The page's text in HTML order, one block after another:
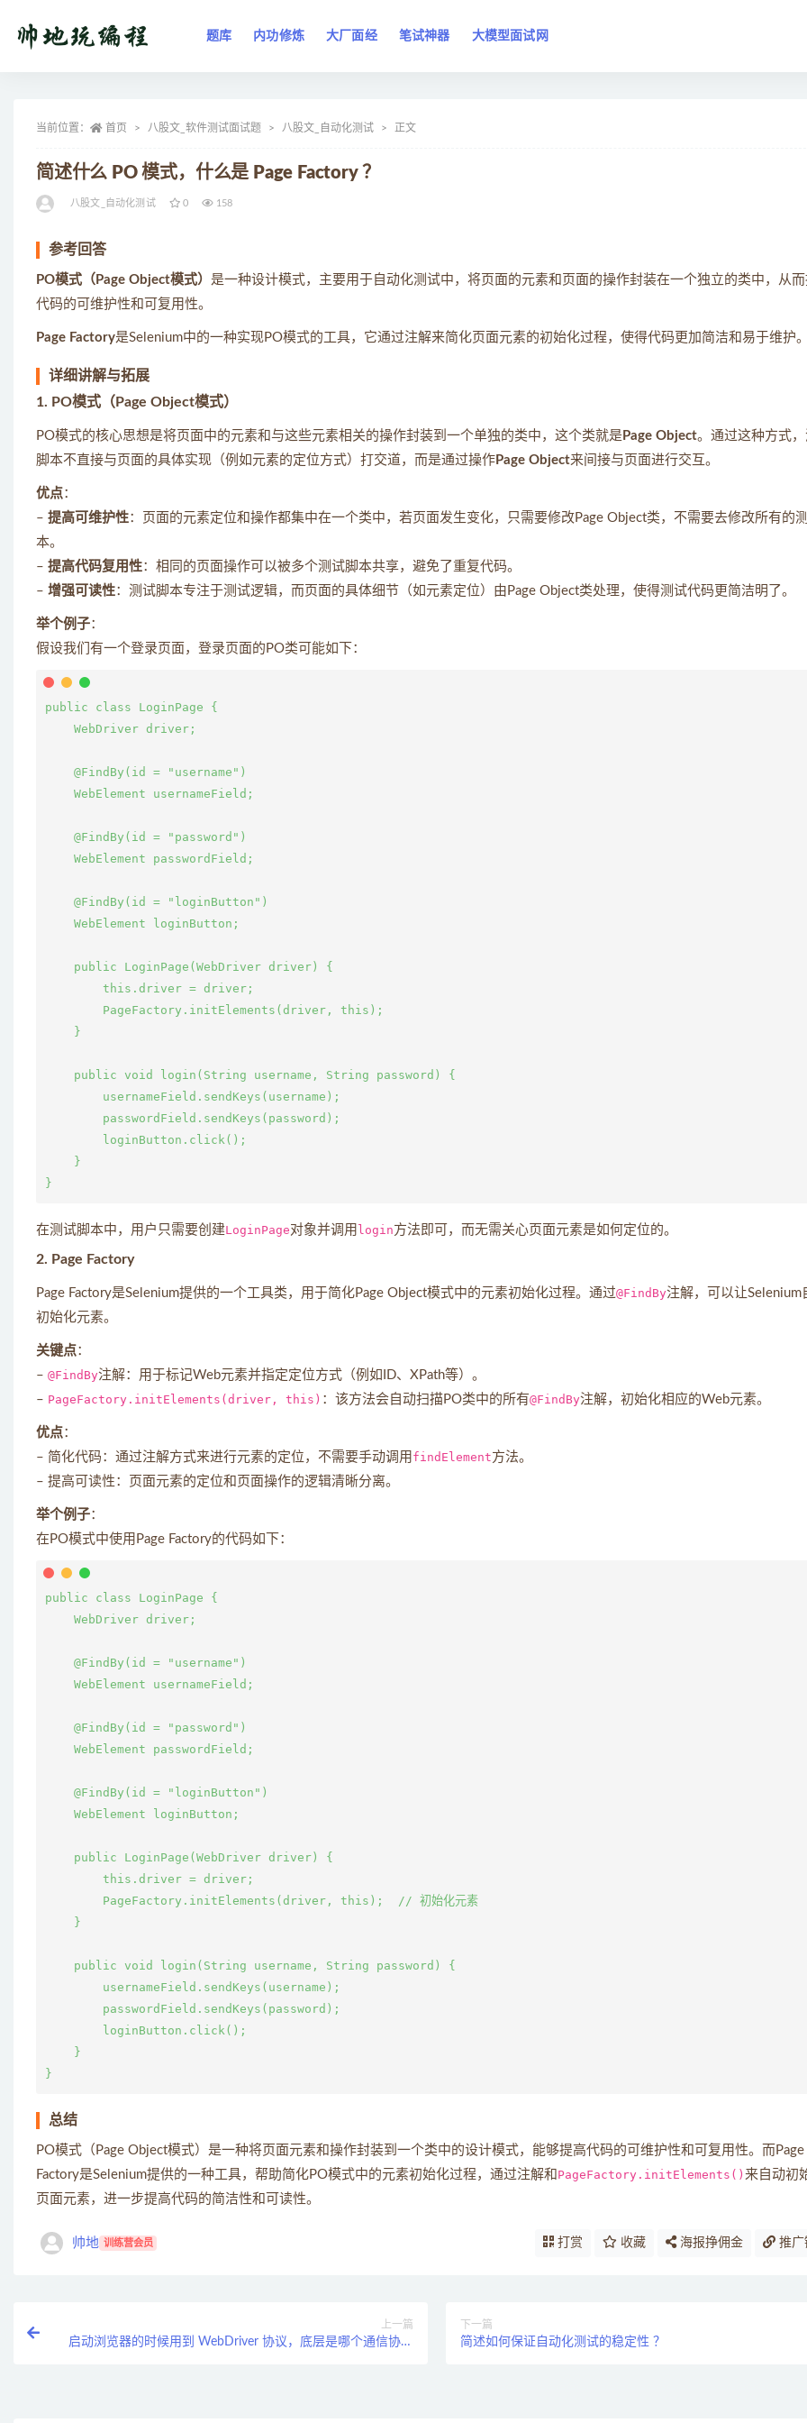
题库 内功修炼 大厂面经 笔试神器 大模型面试网
当前位置： 首页 八股文_软件测试面试题 八股文_自动化测试 正文
简述什么 PO 模式，什么是 Page Factory ？
八股文_自动化测试 0 158
参考回答
PO模式（Page Object模式） 是一种设计模式，主要用于自动化测试中，将页面的元素和页面的操作封装在一个独立的类中，从
代码的可维护性和可复用性。
Page Factory是Selenium中的一种实现PO模式的工具，它通过注解来简化页面元素的初始化过程，使得代码更加简洁和易于维护
详细讲解与拓展
1. PO模式（Page Object模式）
PO模式的核心思想是将页面中的元素和与这些元素相关的操作封装到一个单独的类中，这个类就是 Page Object。通过这种方式
脚本不直接与页面的具体实现（例如元素的定位方式）打交道，而是通过操作 Page Object来间接与页面进行交互。
优点：
– 提高可维护性：页面的元素定位和操作都集中在一个类中，若页面发生变化，只需要修改Page Object类，不需要去修改所有的
本。
– 提高代码复用性：相同的页面操作可以被多个测试脚本共享，避免了重复代码。
– 增强可读性：测试脚本专注于测试逻辑，而页面的具体细节（如元素定位）由Page Object类处理，使得测试代码更简洁明了。
举个例子：
假设我们有一个登录页面，登录页面的PO类可能如下：
public class LoginPage {
    WebDriver driver;
    @FindBy(id = "username")
    WebElement usernameField;
    @FindBy(id = "password")
    WebElement passwordField;
    @FindBy(id = "loginButton")
    WebElement loginButton;
    public LoginPage(WebDriver driver) {
        this.driver = driver;
        PageFactory.initElements(driver, this);
    }
    public void login(String username, String password) {
        usernameField.sendKeys(username);
        passwordField.sendKeys(password);
        loginButton.click();
    }
在测试脚本中，用户只需要创建LoginPage对象并调用 login方法即可，而无需关心页面元素是如何定位的。
2. Page Factory
Page Factory是Selenium提供的一个工具类，用于简化Page Object模式中的元素初始化过程。通过@FindBy注解，可以让Selenium
初始化元素。
关键点：
– @FindBy注解：用于标记Web元素并指定定位方式（例如ID、XPath等）。
– PageFactory.initElements(driver, this) ：该方法会自动扫描PO类中的所有@FindBy注解，初始化相应的Web元素。
优点：
– 简化代码：通过注解方式来进行元素的定位，不需要手动调用 findElement方法。
– 提高可读性：页面元素的定位和页面操作的逻辑清晰分离。
举个例子：
在PO模式中使用Page Factory的代码如下：
public class LoginPage {
    WebDriver driver;
    @FindBy(id = "username")
    WebElement usernameField;
    @FindBy(id = "password")
    WebElement passwordField;
    @FindBy(id = "loginButton")
    WebElement loginButton;
    public LoginPage(WebDriver driver) {
        this.driver = driver;
        PageFactory.initElements(driver, this);  // 初始化元素
    }
    public void login(String username, String password) {
        usernameField.sendKeys(username);
        passwordField.sendKeys(password);
        loginButton.click();
    }
总结
PO模式（Page Object模式）是一种将页面元素和操作封装到一个类中的设计模式，能够提高代码的可维护性和可复用性。而Page
Factory是Selenium提供的一种工具，帮助简化PO模式中的元素初始化过程，通过注解和 PageFactory.initElements() 来自动初
页面元素，进一步提高代码的简洁性和可读性。
帅地 训练营会员 打赏 收藏 海报挣佣金 推广
上一篇
启动浏览器的时候用到 WebDriver 协议，底层是哪个通信协议
下一篇
简述如何保证自动化测试的稳定性 ？